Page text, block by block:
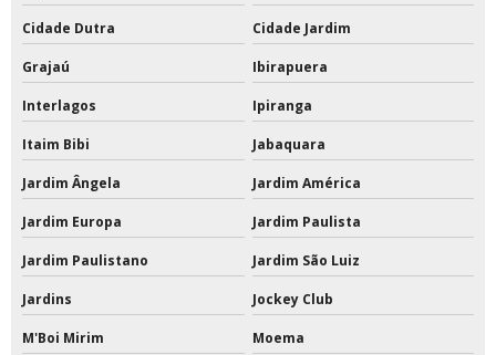
Tinta a base de pu
Tinta acrílica a base de água
Tinta acrílica a base de água 18 litros
Tinta acrílica interna e externa
Tinta acrílica para quadra poliesportiva
Tinta de poliuretano
Cidade Dutra Cidade Jardim
Grajaú Ibirapuera
Interlagos Ipiranga
Itaim Bibi Jabaquara
Jardim Ângela Jardim América
Jardim Europa Jardim Paulista
Jardim Paulistano Jardim São Luiz
Jardins Jockey Club
M'Boi Mirim Moema